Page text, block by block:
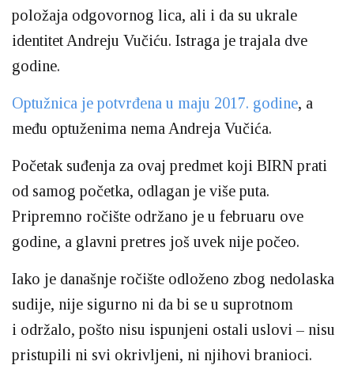
položaja odgovornog lica, ali i da su ukrale
identitet Andreju Vučiću. Istraga je trajala dve
godine.
Optužnica je potvrđena u maju 2017. godine, a
među optuženima nema Andreja Vučića.
Početak suđenja za ovaj predmet koji BIRN prati
od samog početka, odlagan je više puta.
Pripremno ročište održano je u februaru ove
godine, a glavni pretres još uvek nije počeo.
Iako je današnje ročište odloženo zbog nedolaska
sudije, nije sigurno ni da bi se u suprotnom
i održalo, pošto nisu ispunjeni ostali uslovi – nisu
pristupili ni svi okrivljeni, ni njihovi branioci.